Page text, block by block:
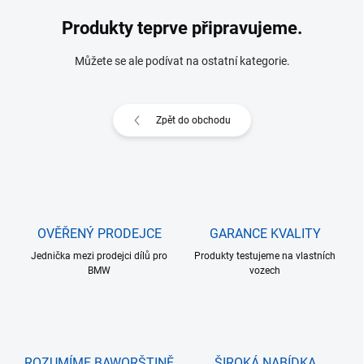
Produkty teprve připravujeme.
Můžete se ale podívat na ostatní kategorie.
Zpět do obchodu
OVĚŘENÝ PRODEJCE
Jednička mezi prodejci dílů pro
BMW
GARANCE KVALITY
Produkty testujeme na vlastních
vozech